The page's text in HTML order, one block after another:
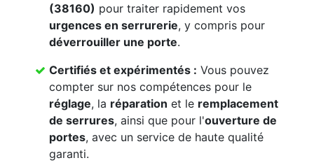
(38160) pour traiter rapidement vos
urgences en serrurerie, y compris pour
déverrouiller une porte.
Certifiés et expérimentés : Vous pouvez
compter sur nos compétences pour le
réglage, la réparation et le remplacement
de serrures, ainsi que pour l'ouverture de
portes, avec un service de haute qualité
garanti.